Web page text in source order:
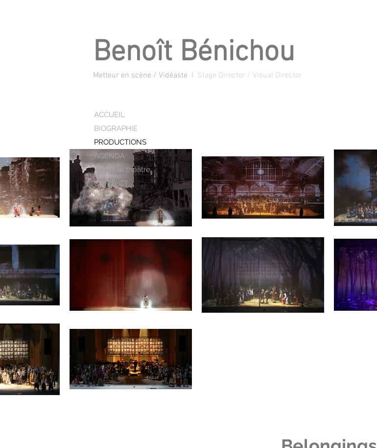
Benoît Bénichou
Metteur en scène / Vidéaste I Stage Director / Visual Director
ACCUEIL
BIOGRAPHIE
PRODUCTIONS
AGENDA
TMSB, le théâtre
CONTACT
BLOG